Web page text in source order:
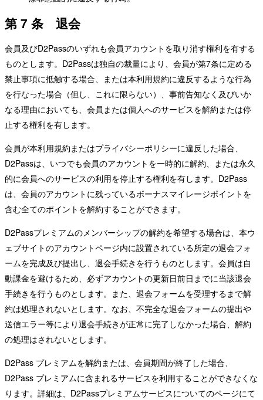
第 7 条 退会
会員及びD2Passのいずれも会員アカウントを取り消す権利を有する
ものとします。D2Passは独自の裁量により、会員が第7条に定める
禁止事項に抵触する場合、または本利用規約に違反するような行為
を行なった場合（但し、これに限らない）、事前告知なく及びいか
なる理由においても、会員または個人へのサービスを解約または停
止する権利を有します。
会員が本利用規約またはプライバシーポリシーに違反した場合、
D2Passは、いつでも会員のアカウントを一時的に解約、または永久
的に会員へのサービスの利用を停止する権利を有します。D2Pass
は、会員のアカウントに残っているボーナスマイレージポイントを
含む全てのポイントを解約することができます。
D2Passプレミアムのメンバーシップの解約を希望する場合は、本ウ
ェブサイトのアカウントページ内に設置されている所定の退会フォ
ームを完成及び提出し、退会手続きを行うものとします。会員は自
動課金を避けるため、必ずアカウントの更新日前日までに当該退会
手続きを行うものとします。また、退会フォームを受理するまで解
約は処理されないとします。なお、不完全な退会フォームの提出や
送信エラー等により退会手続きが正常に完了しなかった場合、解約
の処理はされないとします。
D2Pass プレミアムを解約または、会員期間が終了した場合、
D2Pass プレミアムに含まれるサービスを利用することができなくな
ります。詳細は、D2Passプレミアムサービスについてのページにて